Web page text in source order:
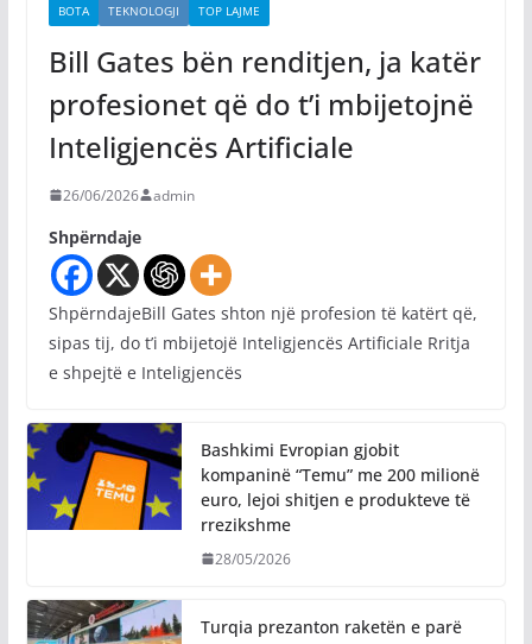
BOTA TEKNOLOGJI TOP LAJME
Bill Gates bën renditjen, ja katër
profesionet që do t’i mbijetojnë
Inteligjencës Artificiale
26/06/2026 admin
Shpërndaje
ShpërndajeBill Gates shton një profesion të katërt që,
sipas tij, do t’i mbijetojë Inteligjencës Artificiale Rritja
e shpejtë e Inteligjencës
Bashkimi Evropian gjobit
kompaninë “Temu” me 200 milionë
euro, lejoi shitjen e produkteve të
rrezikshme
28/05/2026
Turqia prezanton raketën e parë